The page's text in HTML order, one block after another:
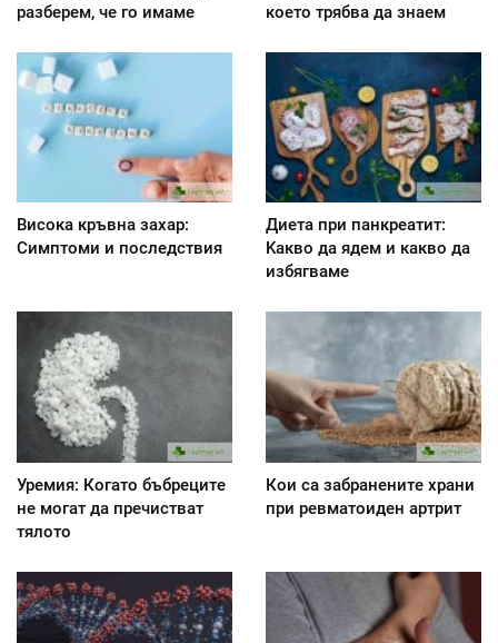
разберем, че го имаме
което трябва да знаем
Висока кръвна захар:
Симптоми и последствия
Диета при панкреатит:
Kакво да ядем и какво да
избягваме
Уремия: Когато бъбреците
не могат да пречистват
тялото
Кои са забранените храни
при ревматоиден артрит